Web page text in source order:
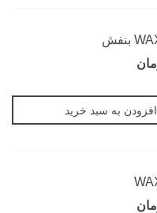
افزودن به سبد خرید